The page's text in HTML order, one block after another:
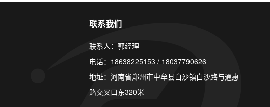
联系我们
联系人：郭经理
电话：18638225153 / 18037790626
地址：河南省郑州市中牟县白沙镇白沙路与通惠
路交叉口东320米